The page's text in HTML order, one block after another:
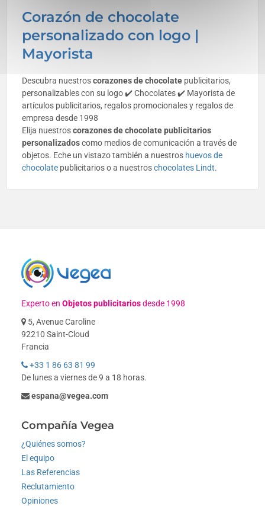
Corazón de chocolate
personalizado con logo |
Mayorista
Descubra nuestroscorazones de chocolate publicitarios,
personalizables con su logo ✔️ Chocolates ✔️ Mayorista de
artículos publicitarios, regalos promocionales y regalos de
empresa desde 1998
Elija nuestroscorazones de chocolate publicitarios
personalizadoscomo medios de comunicación a través de
objetos. Eche un vistazo también a nuestros huevos de
chocolate publicitarios o a nuestroschocolates Lindt.
Experto enObjetos publicitariosdesde 1998
5, Avenue Caroline
92210 Saint-Cloud
Francia
+33 1 86 63 81 99
De lunes a viernes de 9 a 18 horas.
espana@vegea.com
Compañía Vegea
¿Quiénes somos?
El equipo
Las Referencias
Reclutamiento
Opiniones